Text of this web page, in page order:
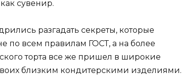
сувенир.
разгадать секреты, которые
по всем правилам ГОСТ, а на более
торта все же пришел в широкие
близким кондитерскими изделиями.